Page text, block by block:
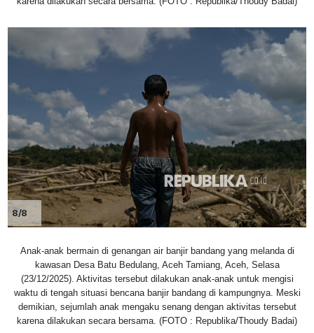
8/8
Anak-anak bermain di genangan air banjir bandang yang melanda di
kawasan Desa Batu Bedulang, Aceh Tamiang, Aceh, Selasa
(23/12/2025). Aktivitas tersebut dilakukan anak-anak untuk mengisi
waktu di tengah situasi bencana banjir bandang di kampungnya. Meski
demikian, sejumlah anak mengaku senang dengan aktivitas tersebut
karena dilakukan secara bersama. (FOTO : Republika/Thoudy Badai)